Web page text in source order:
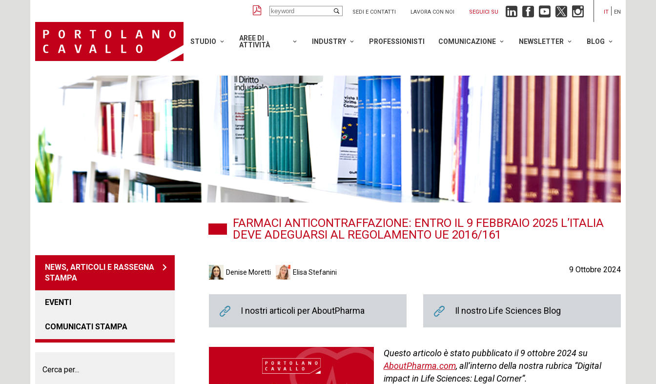
SEDI E CONTATTI LAVORA CON NOI SEGUICI SU IT EN
STUDIO
AREE DI
ATTIVITÀ
INDUSTRY PROFESSIONISTI COMUNICAZIONE NEWSLETTER BLOG
FARMACI ANTICONTRAFFAZIONE: ENTRO IL 9 FEBBRAIO 2025 L’ITALIA
DEVE ADEGUARSI AL REGOLAMENTO UE 2016/161
NEWS, ARTICOLI E RASSEGNA
STAMPA
EVENTI
COMUNICATI STAMPA
Cerca per...
Denise Moretti Elisa Stefanini 9 Ottobre 2024
I nostri articoli per AboutPharma Il nostro Life Sciences Blog
Questo articolo è stato pubblicato il 9 ottobre 2024 su
AboutPharma.com, all’interno della nostra rubrica “Digital
impact in Life Sciences: Legal Corner”.